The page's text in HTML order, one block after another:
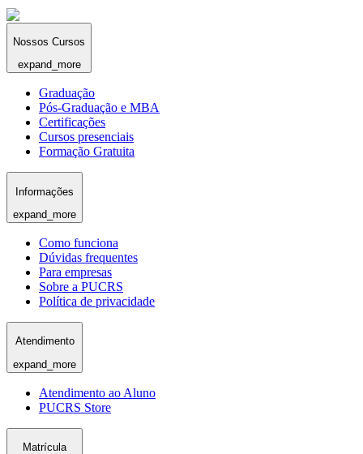
Nossos Cursos
expand_more
Graduação
Pós-Graduação e MBA
Certificações
Cursos presenciais
Formação Gratuita
Informações
expand_more
Como funciona
Dúvidas frequentes
Para empresas
Sobre a PUCRS
Política de privacidade
Atendimento
expand_more
Atendimento ao Aluno
PUCRS Store
Matrícula